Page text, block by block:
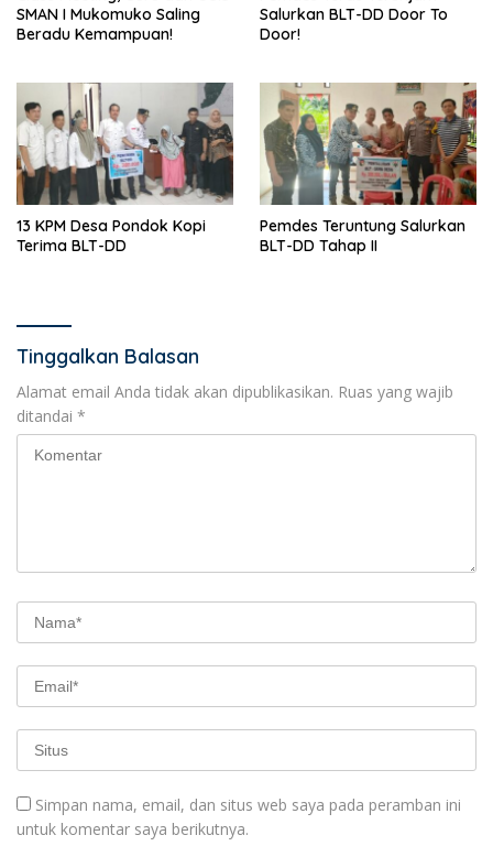
SMAN I Mukomuko Saling
Beradu Kemampuan!
Salurkan BLT-DD Door To
Door!
13 KPM Desa Pondok Kopi
Terima BLT-DD
Pemdes Teruntung Salurkan
BLT-DD Tahap II
Tinggalkan Balasan
Alamat email Anda tidak akan dipublikasikan. Ruas yang wajib
ditandai *
Simpan nama, email, dan situs web saya pada peramban ini
untuk komentar saya berikutnya.